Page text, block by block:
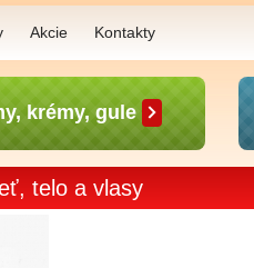
Akcie Kontakty
krémy, gule
telo a vlasy